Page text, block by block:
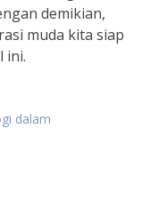
demikian,
muda kita siap
ini.
dalam